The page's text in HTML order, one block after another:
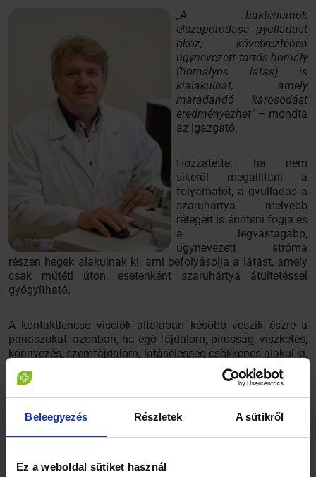
Beleegyezés Részletek A sütikről
Ez a weboldal sütiket használ
„A baktériumok
elszaporodása gyulladást
okoz, következtében
úgynevezett tartós homály
(homályos látás) is
kialakulhat, amely
maradandó károsodást
eredményezhet” – mondta
az igazgató.
Hozzátette: ha nem
sikerül megállítani a
folyamatot, a gyulladás a
szaruhártya mélyebb
rétegeit is érinteni fogja és
a legvastagabb,
úgynevezett stróma
részen hegek alakulnak ki, ami befolyásolja a látást, amely
csak műtéti úton, esetenként szaruhártya átültetéssel
gyógyítható.
A kontaktlencse viselők általában később veszik észre a
panaszokat, azonban, ha égő fájdalom, pirosság, viszketés,
könnyezés, szemfájdalom, látásélesség-csökkenés alakul ki,
a lencsét nem szabad visszatenni, a tünetek jelentkezésekor
pedig minél hamarabb orvoshoz kell fordulni.
„Kezdeti stádiumban a betegek nagy részénél elegendő az